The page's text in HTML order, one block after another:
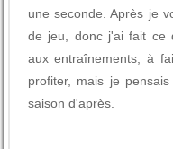
une seconde. Après je
de jeu, donc j'ai fait ce
aux entraînements, à
profiter, mais je
saison d'après.